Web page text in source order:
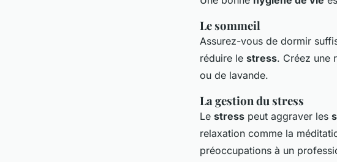
Le sommeil
Assurez-vous de dormir
réduire le stress. Créez une
ou de lavande.
La gestion du stress
Le stress peut aggraver les
relaxation comme la
préoccupations à un